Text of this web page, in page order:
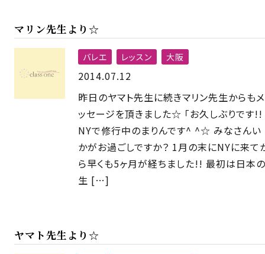
マリン先生より☆
バレエ レッスン 大阪
2014.07.12
昨日のヤマト先生に続きマリン先生からもメ
ッセージを頂きました☆ 「お久しぶりです!!
NYで修行中のまりんです^ ^☆ みなさんい
かがお過ごしですか？ 1月の末にNYに来て
ら早くも5ヶ月が経ちました!! 最初は日本の
生 […]
ヤマト先生より☆